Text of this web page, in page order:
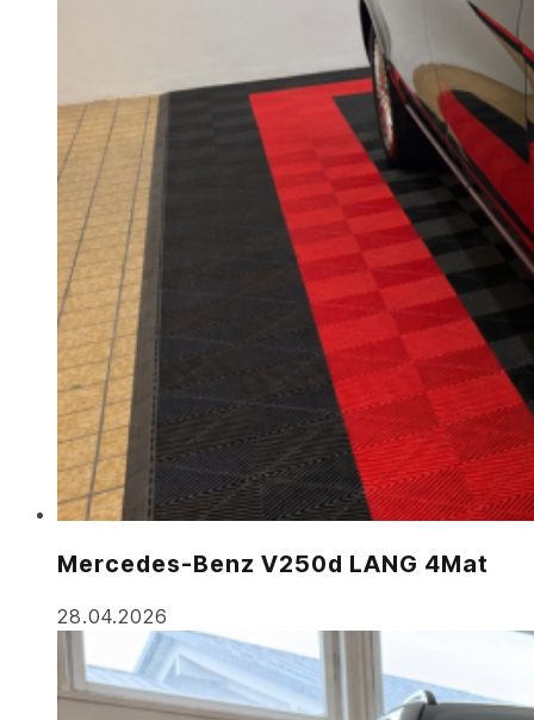
Mercedes-Benz V250d LANG 4Mat
28.04.2026